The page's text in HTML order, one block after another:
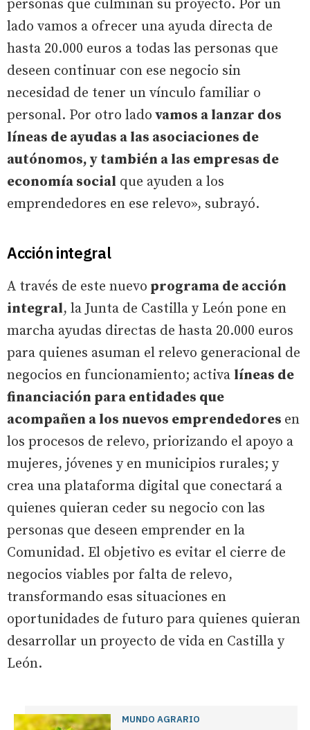
personas que culminan su proyecto. Por un
lado vamos a ofrecer una ayuda directa de
hasta 20.000 euros a todas las personas que
deseen continuar con ese negocio sin
necesidad de tener un vínculo familiar o
personal. Por otro lado vamos a lanzar dos
líneas de ayudas a las asociaciones de
autónomos, y también a las empresas de
economía social que ayuden a los
emprendedores en ese relevo», subrayó.
Acción integral
A través de este nuevo programa de acción
integral, la Junta de Castilla y León pone en
marcha ayudas directas de hasta 20.000 euros
para quienes asuman el relevo generacional de
negocios en funcionamiento; activa líneas de
financiación para entidades que
acompañen a los nuevos emprendedores en
los procesos de relevo, priorizando el apoyo a
mujeres, jóvenes y en municipios rurales; y
crea una plataforma digital que conectará a
quienes quieran ceder su negocio con las
personas que deseen emprender en la
Comunidad. El objetivo es evitar el cierre de
negocios viables por falta de relevo,
transformando esas situaciones en
oportunidades de futuro para quienes quieran
desarrollar un proyecto de vida en Castilla y
León.
MUNDO AGRARIO